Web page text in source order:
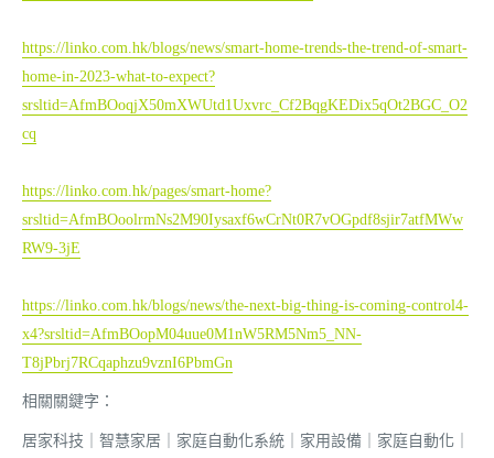
https://linko.com.hk/blogs/news/smart-home-trends-the-trend-of-smart-
home-in-2023-what-to-expect?
srsltid=AfmBOoqjX50mXWUtd1Uxvrc_Cf2BqgKEDix5qOt2BGC_O2
cq
https://linko.com.hk/pages/smart-home?
srsltid=AfmBOoolrmNs2M90Iysaxf6wCrNt0R7vOGpdf8sjir7atfMWw
RW9-3jE
https://linko.com.hk/blogs/news/the-next-big-thing-is-coming-control4-
x4?srsltid=AfmBOopM04uue0M1nW5RM5Nm5_NN-
T8jPbrj7RCqaphzu9vznI6PbmGn
相關關鍵字：
居家科技｜智慧家居 ｜家庭自動化系統 ｜家用設備 ｜家庭自動化